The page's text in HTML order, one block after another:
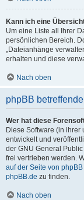
Kann ich eine
Um eine Liste all Ihrer
persönlichen Bereich.
„Dateianhänge
erhalten und diese
Nach oben
phpBB
Wer hat diese
Diese Software (in ihrer
entwickelt und
der GNU General
frei vertrieben werden.
auf der Seite von phpBB
phpBB.de zu finden.
Nach oben